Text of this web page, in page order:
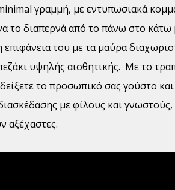
γραμμή, με εντυπωσιακά
το διαπερνά από το πάνω στο κάτω
του με τα μαύρα
υψηλής αισθητικής. Με το
το προσωπικό σας γούστο
με φίλους και
αξέχαστες.